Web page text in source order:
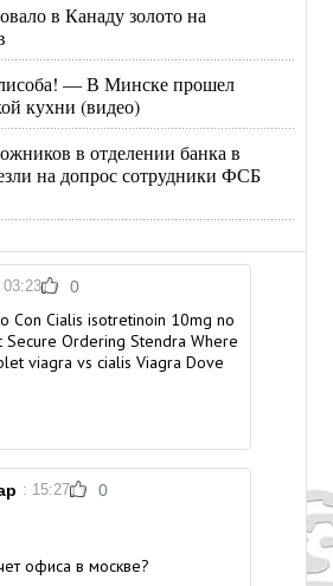
в Канаду золото на
— В Минске прошел
кухни (видео)
в отделении банка в
на допрос сотрудники ФСБ
03:23 0
Con Cialis isotretinoin 10mg no
Secure Ordering Stendra Where
viagra vs cialis Viagra Dove
: 15:27 0
офиса в москве?